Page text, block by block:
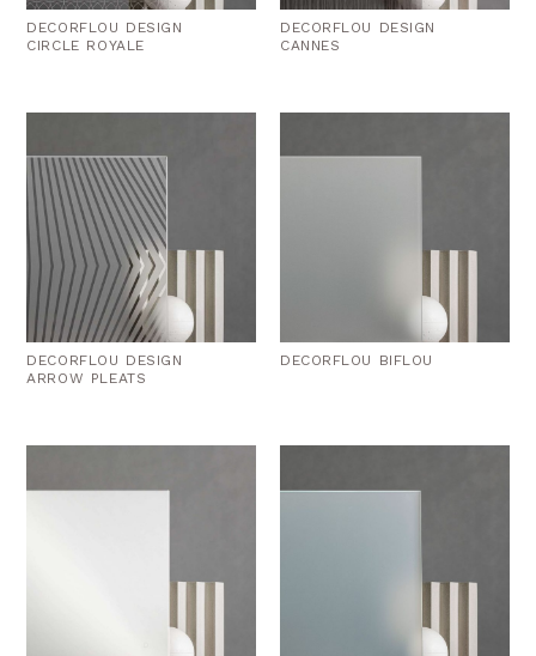
DECORFLOU DESIGN
CIRCLE ROYALE
DECORFLOU DESIGN
CANNES
DECORFLOU DESIGN
ARROW PLEATS
DECORFLOU BIFLOU